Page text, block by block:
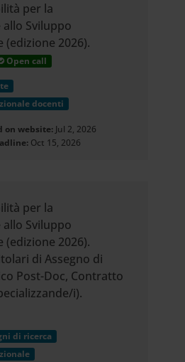
per la
Sviluppo
(edizione 2026).
Open call
docenti
on website: Jul 2, 2026
Oct 15, 2026
per la
Sviluppo
(edizione 2026).
di Assegno di
Post-Doc, Contratto
i).
di ricerca